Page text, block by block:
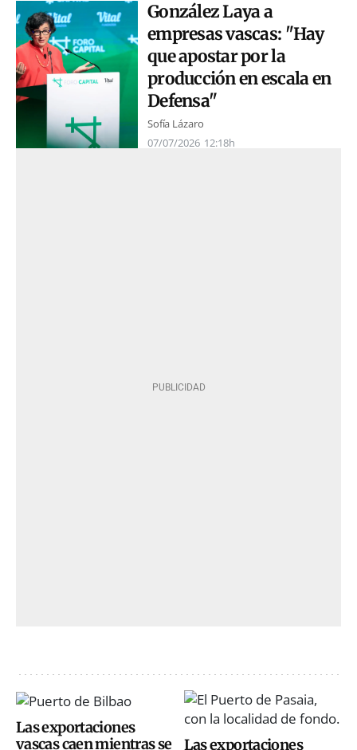
González Laya a
empresas vascas: "Hay
que apostar por la
producción en escala en
Defensa"
Sofía Lázaro
07/07/2026 12:18h
Las exportaciones
vascas caen mientras se
Las exportaciones